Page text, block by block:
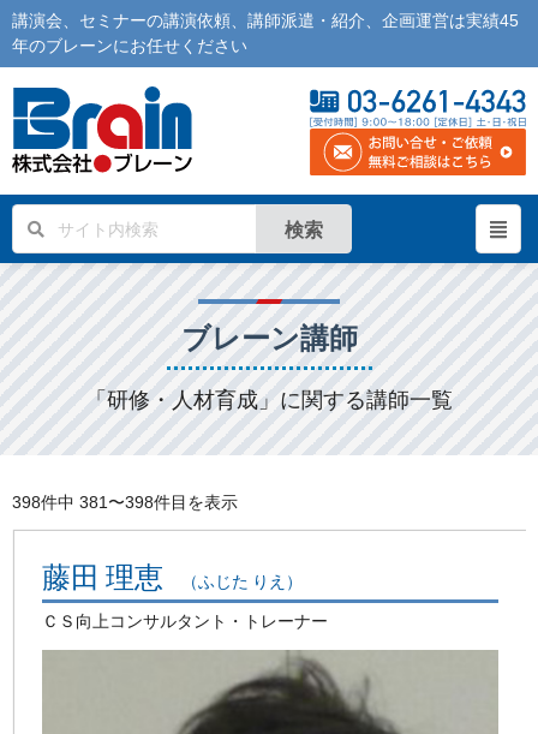
講演会 セミナーの講演依頼 講師派遣 ・紹介、企画運営は実績45
年のブレーンにお任せください
検索
ブレーン講師
「研修・人材育成」に関する講師一覧
398件中 381〜398件目を表示
藤田 理恵 （ふじた りえ）
ＣＳ向上コンサルタント・トレーナー